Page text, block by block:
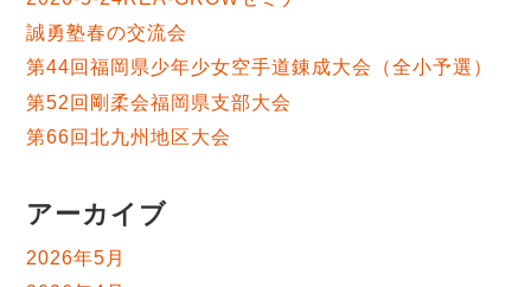
誠勇塾春の交流会
第44回福岡県少年少女空手道錬成大会（全小予選）
第52回剛柔会福岡県支部大会
第66回北九州地区大会
アーカイブ
2026年5月